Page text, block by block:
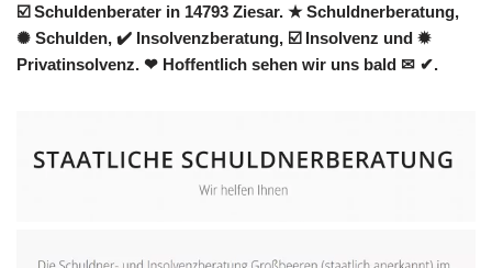
☑️ Schuldenberater in 14793 Ziesar. ★ Schuldnerberatung,
✺ Schulden, ✔️ Insolvenzberatung, ☑️ Insolvenz und ✹
Privatinsolvenz. ❤ Hoffentlich sehen wir uns bald ✉ ✔.